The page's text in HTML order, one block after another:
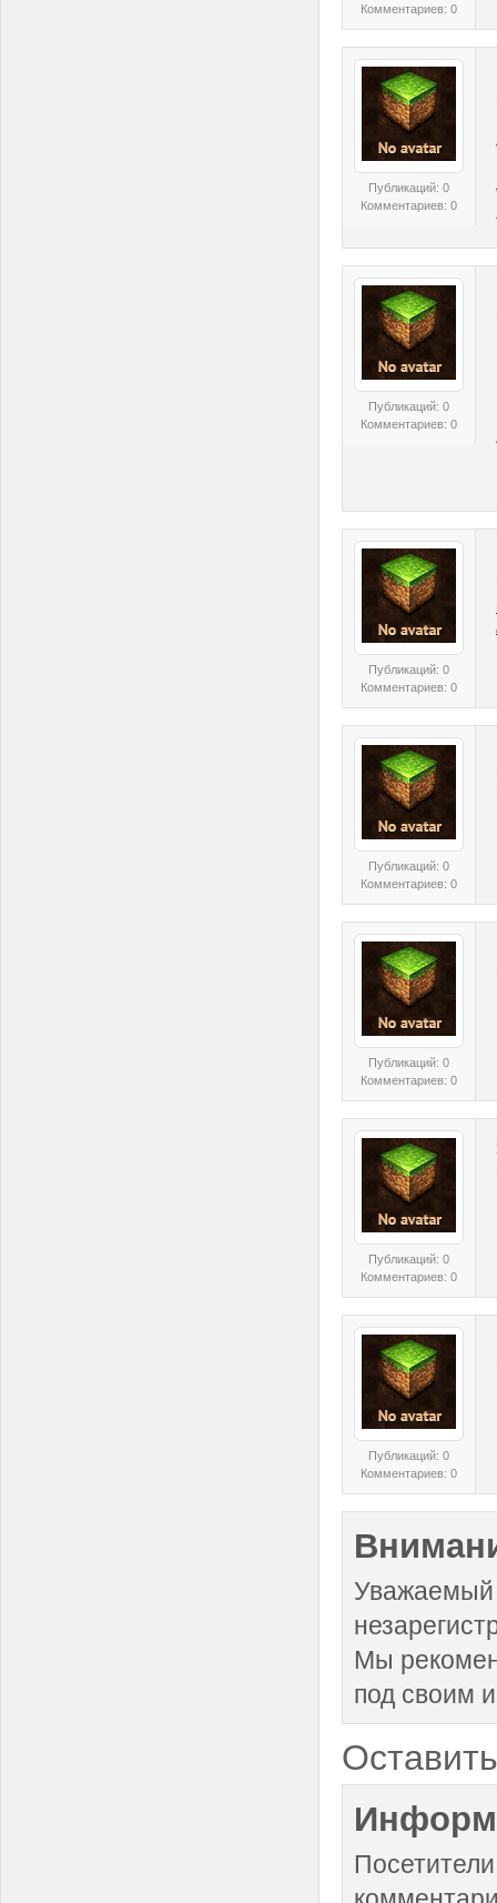
Комментариев: 0
Публикаций: 0
Комментариев: 0
Публикаций: 0
Комментариев: 0
Публикаций: 0
Комментариев: 0
Публикаций: 0
Комментариев: 0
Публикаций: 0
Комментариев: 0
Публикаций: 0
Комментариев: 0
Публикаций: 0
Комментариев: 0
Уважаемый
Мы
под своим